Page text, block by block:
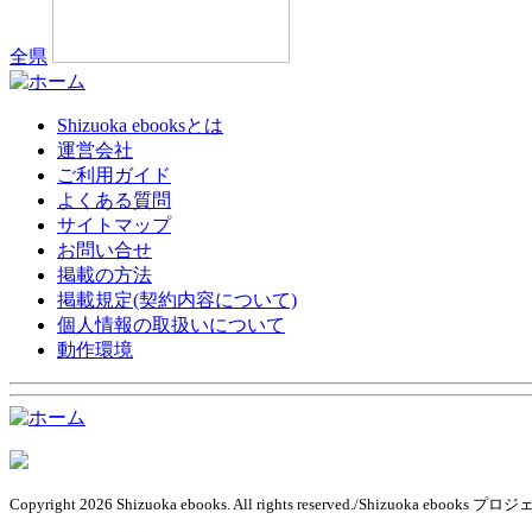
全県
Shizuoka ebooksとは
運営会社
ご利用ガイド
よくある質問
サイトマップ
お問い合せ
掲載の方法
掲載規定(契約内容について)
個人情報の取扱いについて
動作環境
Copyright 2026 Shizuoka ebooks. All rights reserved./Shizuoka ebooks プロジ